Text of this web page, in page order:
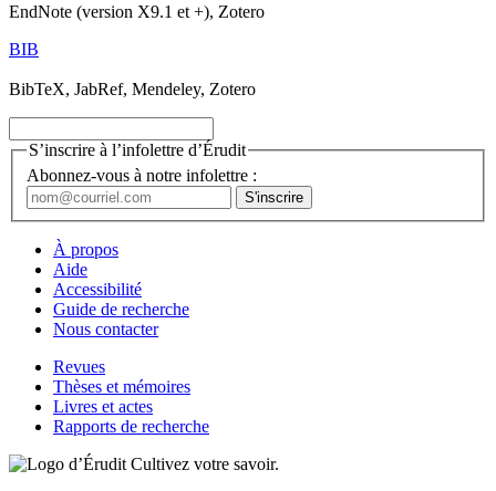
EndNote (version X9.1 et +), Zotero
BIB
BibTeX, JabRef, Mendeley, Zotero
S’inscrire à l’infolettre d’Érudit
Abonnez-vous à notre infolettre :
À propos
Aide
Accessibilité
Guide de recherche
Nous contacter
Revues
Thèses et mémoires
Livres et actes
Rapports de recherche
Cultivez votre savoir.